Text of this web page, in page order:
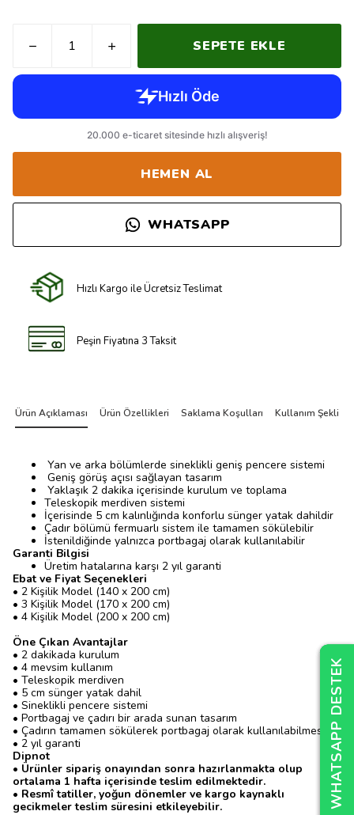
SEPETE EKLE
HEMEN AL
WHATSAPP
Hızlı Kargo ile Ücretsiz Teslimat
Peşin Fiyatına 3 Taksit
Ürün Açıklaması Ürün Özellikleri Saklama Koşulları Kullanım Şekli
Yan ve arka bölümlerde sineklikli geniş pencere sistemi
Geniş görüş açısı sağlayan tasarım
Yaklaşık 2 dakika içerisinde kurulum ve toplama
Teleskopik merdiven sistemi
İçerisinde 5 cm kalınlığında konforlu sünger yatak dahildir
Çadır bölümü fermuarlı sistem ile tamamen sökülebilir
İstenildiğinde yalnızca portbagaj olarak kullanılabilir
Garanti Bilgisi
Üretim hatalarına karşı 2 yıl garanti
Ebat ve Fiyat Seçenekleri
• 2 Kişilik Model (140 x 200 cm)
• 3 Kişilik Model (170 x 200 cm)
• 4 Kişilik Model (200 x 200 cm)
Öne Çıkan Avantajlar
• 2 dakikada kurulum
• 4 mevsim kullanım
• Teleskopik merdiven
• 5 cm sünger yatak dahil
• Sineklikli pencere sistemi
• Portbagaj ve çadırı bir arada sunan tasarım
• Çadırın tamamen sökülerek portbagaj olarak kullanılabilmesi
• 2 yıl garanti
Dipnot
• Ürünler sipariş onayından sonra hazırlanmakta olup
ortalama 1 hafta içerisinde teslim edilmektedir.
• Resmî tatiller, yoğun dönemler ve kargo kaynaklı
gecikmeler teslim süresini etkileyebilir.
WHATSAPP DESTEK
WHATSAPP DESTEK
WHATSAPP DESTEK